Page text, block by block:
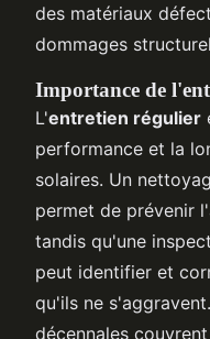
des matériaux
dommages
Importance de
L'entretien régulier
performance et la
solaires. Un
permet de prévenir
tandis qu'une
peut identifier et
qu'ils ne
décennales